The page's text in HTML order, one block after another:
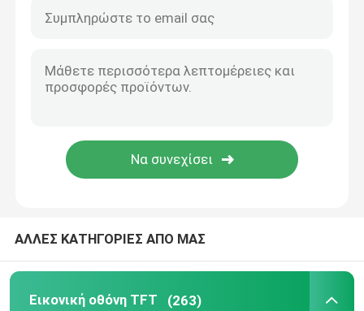
4 ιντσών LCD
ενότητα 7 ίντσας LCD
ΑΛΛΕΣ ΚΑΤΗΓΟΡΙΕΣ ΑΠΟ ΜΑΣ
Εικονική οθόνη TFT (263)